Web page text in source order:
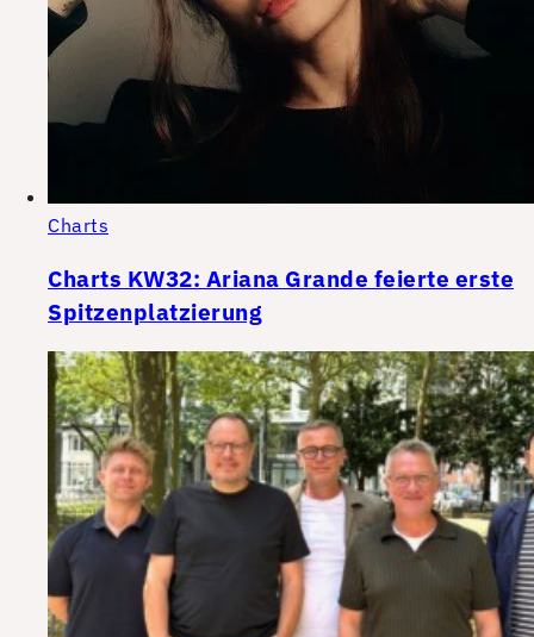
Charts
Charts KW32: Ariana Grande feierte erste
Spitzenplatzierung